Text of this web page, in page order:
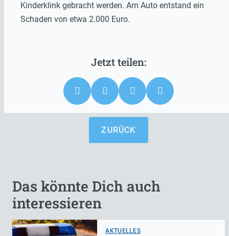
Kinderklink gebracht werden. Am Auto entstand ein
Schaden von etwa 2.000 Euro.
ZURÜCK
Das könnte Dich auch
interessieren
AKTUELLES